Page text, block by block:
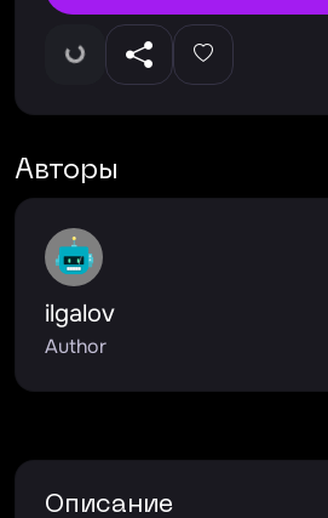
Авторы
ilgalov
Author
Описание